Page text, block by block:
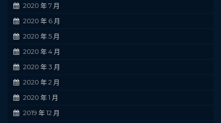
2020 年 7 月
2020 年 6 月
2020 年 5 月
2020 年 4 月
2020 年 3 月
2020 年 2 月
2020 年 1 月
2019 年 12 月